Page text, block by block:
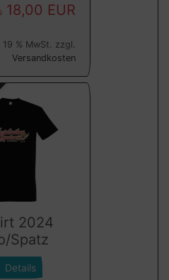
18,00 EUR
19 % MwSt. zzgl.
Versandkosten
2024
Spatz
Details